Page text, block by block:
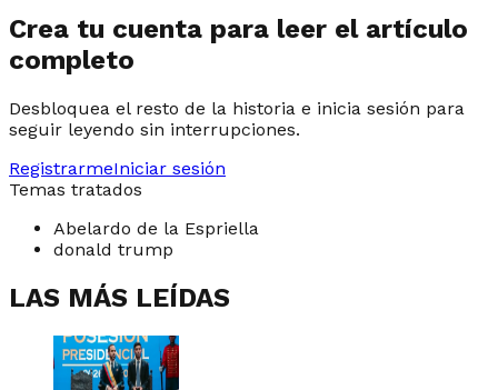
Crea tu cuenta para leer el artículo
completo
Desbloquea el resto de la historia e inicia sesión para
seguir leyendo sin interrupciones.
RegistrarmeIniciar sesión
Temas tratados
Abelardo de la Espriella
donald trump
LAS MÁS LEÍDAS